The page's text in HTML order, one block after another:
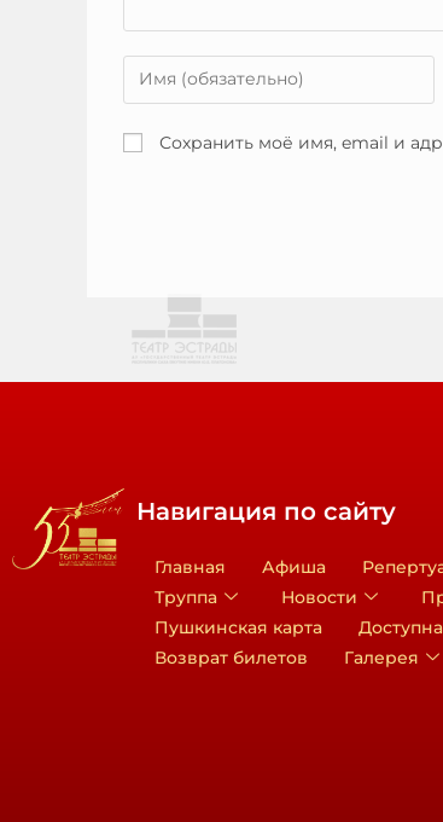
Сохранить моё имя, email и
Навигация по сайту
Главная Афиша
Труппа
Новости
Пушкинская карта
Возврат билетов
Галерея